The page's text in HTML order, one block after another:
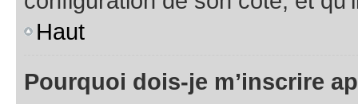
Haut
Pourquoi dois-je m’inscrire